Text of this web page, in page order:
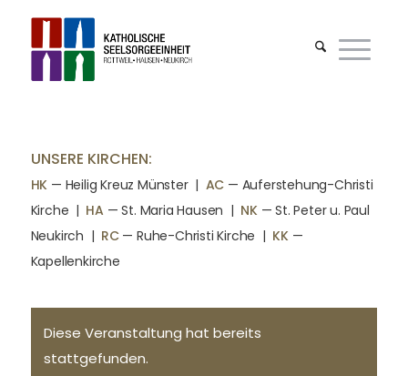
UNSERE KIRCHEN:
HK — Heilig Kreuz Münster | AC — Auferstehung-Christi
Kirche | HA — St. Maria Hausen | NK— St. Peter u. Paul
Neukirch | RC— Ruhe-Christi Kirche | KK—
Kapellenkirche
Diese Veranstaltung hat bereits
stattgefunden.